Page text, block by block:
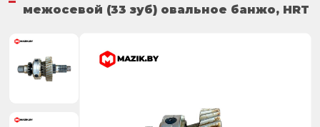
межосевой (33 зуб) овальное банжо, HRT